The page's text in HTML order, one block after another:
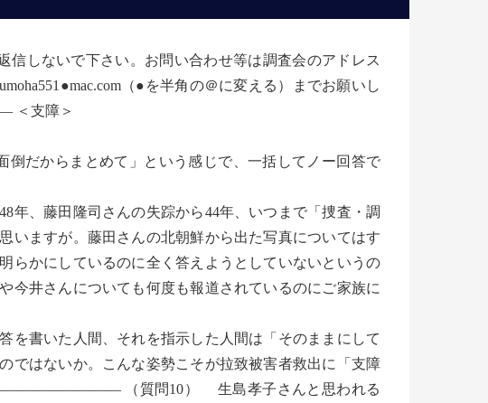
信しないで下さい。お問い合わせ等は調査会のアドレス
（●を半角の＠に変える）までお願いし
支障＞
だからまとめて」という感じで、一括してノー回答で
、藤田隆司さんの失踪から44年、いつまで「捜査・調
いますが。藤田さんの北朝鮮から出た写真についてはす
らかにしているのに全く答えようとしていないというの
今井さんについても何度も報道されているのにご家族に
書いた人間、それを指示した人間は「そのままにして
ではないか。こんな姿勢こそが拉致被害者救出に「支障
（質問10） 生島孝子さんと思われる